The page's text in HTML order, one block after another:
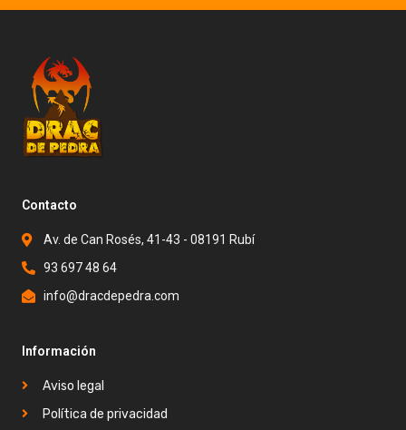
Contacto
Av. de Can Rosés, 41-43 - 08191 Rubí
93 697 48 64
info@dracdepedra.com
Información
Aviso legal
Política de privacidad